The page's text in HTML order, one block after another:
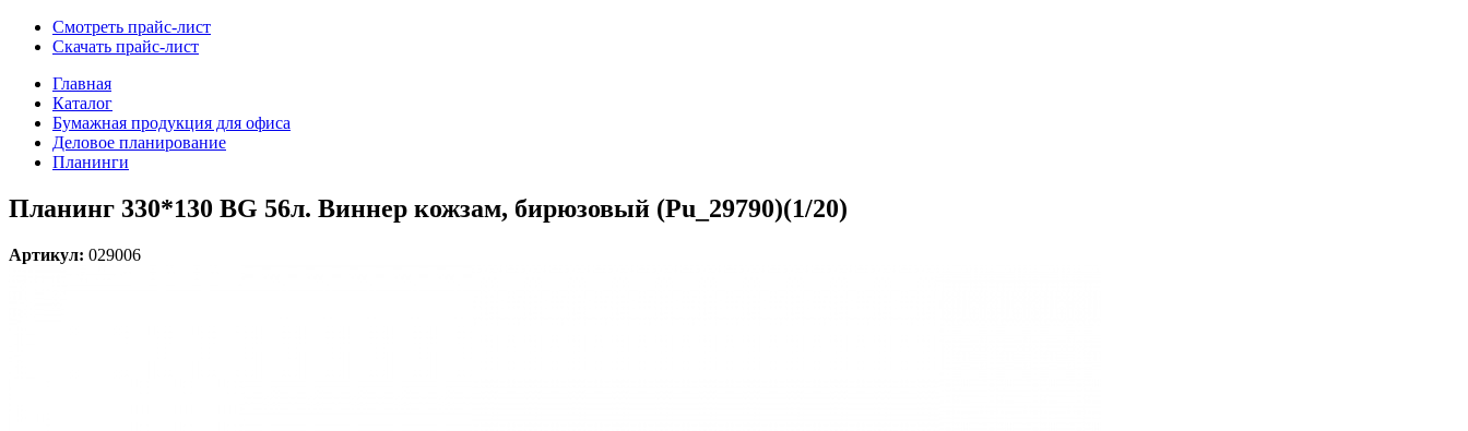
Смотреть прайс-лист
Скачать прайс-лист
Главная
Каталог
Бумажная продукция для офиса
Деловое планирование
Планинги
Планинг 330*130 BG 56л. Виннер кожзам, бирюзовый (Pu_29790)(1/20)
Артикул: 029006